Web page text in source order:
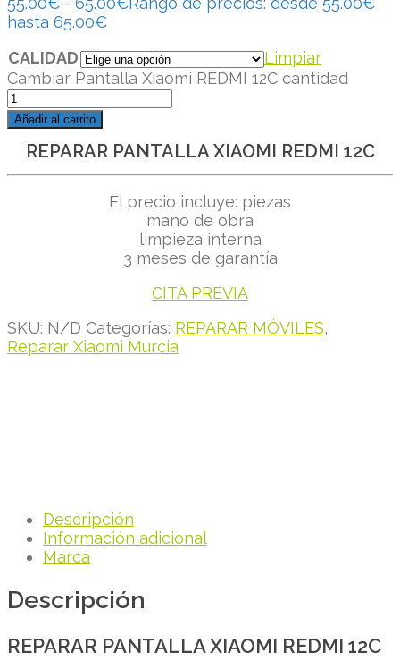
hasta 65.00€
CALIDAD
Limpiar
Cambiar Pantalla Xiaomi REDMI 12C cantidad
Añadir al carrito
REPARAR PANTALLA XIAOMI REDMI 12C
El precio incluye: piezas
mano de obra
limpieza interna
3 meses de garantía
CITA PREVIA
SKU: N/D Categorías: REPARAR MÓVILES,
Reparar Xiaomi Murcia
Descripción
Información adicional
Marca
Descripción
REPARAR PANTALLA XIAOMI REDMI 12C